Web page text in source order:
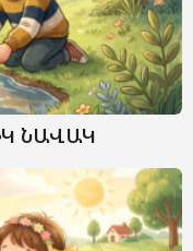
ՆԱՎԱԿ